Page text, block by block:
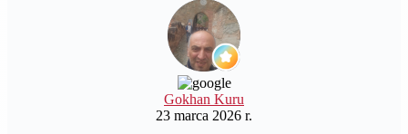
Gokhan Kuru
23 marca 2026 r.